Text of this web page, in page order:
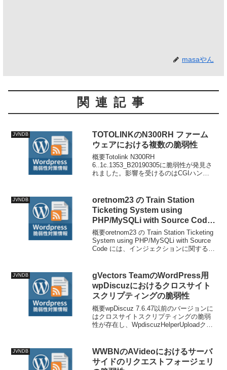
masaやん
関連記事
JVNDB
TOTOLINKのN300RH ファーム
ウェアにおける複数の脆弱性
概要Totolink N300RH
6..1c.1353_B20190305に脆弱性が発見さ
れました。影響を受けるのはCGIハンド
JVNDB
oretnom23 の Train Station
Ticketing System using
PHP/MySQLi with Source Code
におけるインジェクションに関す
る脆弱性
概要oretnom23 の Train Station Ticketing
System using PHP/MySQLi with Source
Code には、インジェクションに関する脆
JVNDB
gVectors TeamのWordPress用
wpDiscuzにおけるクロスサイト
スクリプティングの脆弱性
概要wpDiscuz 7.6.47以前のバージョンに
はクロスサイトスクリプティングの脆弱
性が存在し、WpdiscuzHelperUploadクラ
を通じて攻撃者が悪...
JVNDB
WWBNのAVideoにおけるサーバ
サイドのリクエストフォージェリ